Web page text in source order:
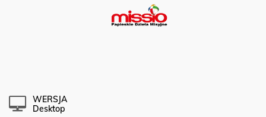
WERSJA
Desktop